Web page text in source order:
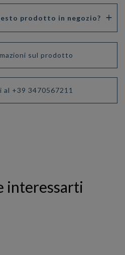
prodotto in negozio?
sul prodotto
+39 3470567211
interessarti